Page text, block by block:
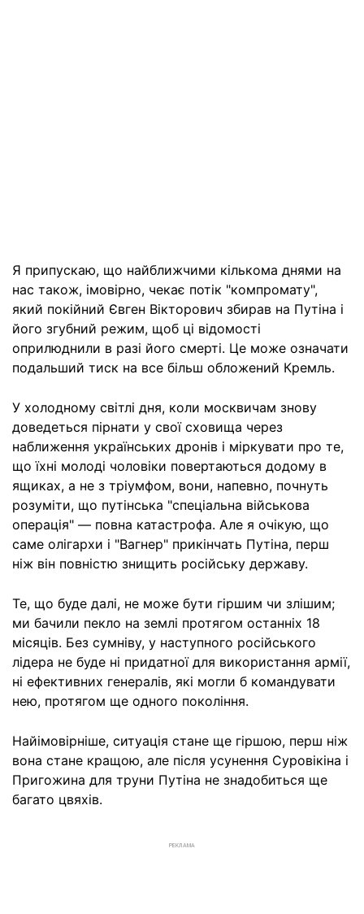
Я припускаю, що найближчими кількома днями на
нас також, імовірно, чекає потік "компромату",
який покійний Євген Вікторович збирав на Путіна і
його згубний режим, щоб ці відомості
оприлюднили в разі його смерті. Це може означати
подальший тиск на все більш обложений Кремль.
У холодному світлі дня, коли москвичам знову
доведеться пірнати у свої сховища через
наближення українських дронів і міркувати про те,
що їхні молоді чоловіки повертаються додому в
ящиках, а не з тріумфом, вони, напевно, почнуть
розуміти, що путінська "спеціальна військова
операція" — повна катастрофа. Але я очікую, що
саме олігархи і "Вагнер" прикінчать Путіна, перш
ніж він повністю знищить російську державу.
Те, що буде далі, не може бути гіршим чи злішим;
ми бачили пекло на землі протягом останніх 18
місяців. Без сумніву, у наступного російського
лідера не буде ні придатної для використання армії,
ні ефективних генералів, які могли б командувати
нею, протягом ще одного покоління.
Найімовірніше, ситуація стане ще гіршою, перш ніж
вона стане кращою, але після усунення Суровікіна і
Пригожина для труни Путіна не знадобиться ще
багато цвяхів.
РЕКЛАМА